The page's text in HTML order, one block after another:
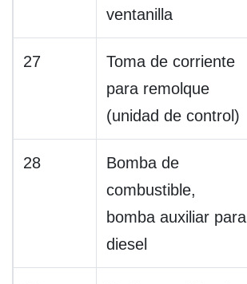
ventanilla
27
Toma de corriente
para remolque
(unidad de control)
28
Bomba de
combustible,
bomba auxiliar para
diesel